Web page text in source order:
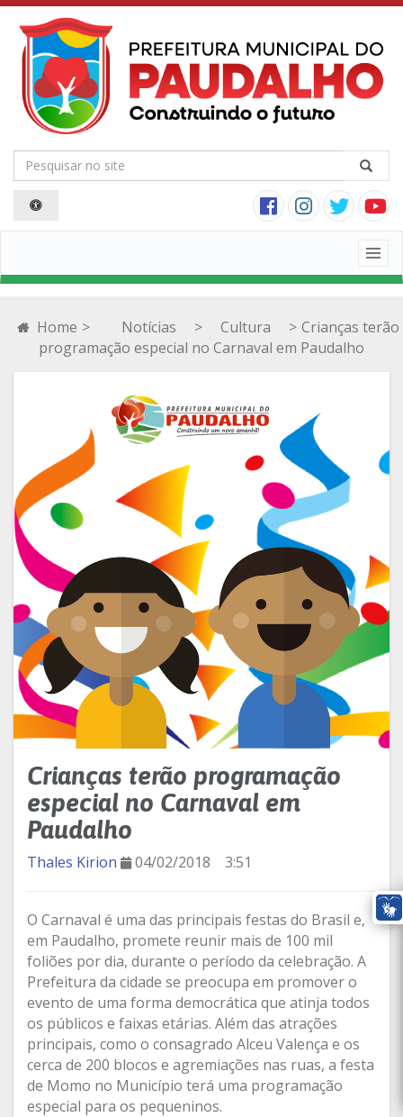
Home > Notícias > Cultura > Crianças terão
programação especial no Carnaval em Paudalho
Crianças terão programação
especial no Carnaval em
Paudalho
Thales Kirion 04/02/2018 3:51
O Carnaval é uma das principais festas do Brasil e,
em Paudalho, promete reunir mais de 100 mil
foliões por dia, durante o período da celebração. A
Prefeitura da cidade se preocupa em promover o
evento de uma forma democrática que atinja todos
os públicos e faixas etárias. Além das atrações
principais, como o consagrado Alceu Valença e os
cerca de 200 blocos e agremiações nas ruas, a festa
de Momo no Município terá uma programação
especial para os pequeninos.